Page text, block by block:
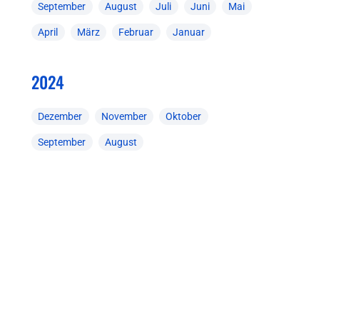
September August Juli Juni Mai
April März Februar Januar
2024
Dezember November Oktober
September August